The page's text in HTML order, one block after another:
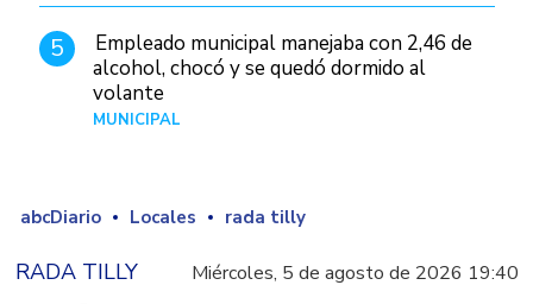
5
Empleado municipal manejaba con 2,46 de
alcohol, chocó y se quedó dormido al
volante
MUNICIPAL
abcDiario Locales rada tilly
RADA TILLY Miércoles, 5 de agosto de 2026 19:40